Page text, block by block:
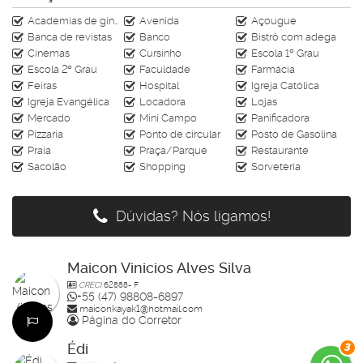
3
www.rahimoveis.com
CRECI J-4728
Academias de ginástica Avenida
Açougue
Banca de revistas
Banco
Bistrô com adega
Cinemas
Cursinho
Escola 1º Grau
Escola 2º Grau
Faculdade
Farmácia
Feiras
Hospital
Igreja Católica
Igreja Evangélica
Locadora
Lojas
Mercado
Mini Campo
Panificadora
Pizzaria
Ponto de circular
Posto de Gasolina
Praia
Praça/Parque
Restaurante
Sacolão
Shopping Sorveteria
Dúvidas? Nós ligamos!
Maicon Vinicios Alves Silva
CRECI62888- F
+55 (47) 98808-6897
maiconkayak1@hotmail.com
Página do Corretor
Édi